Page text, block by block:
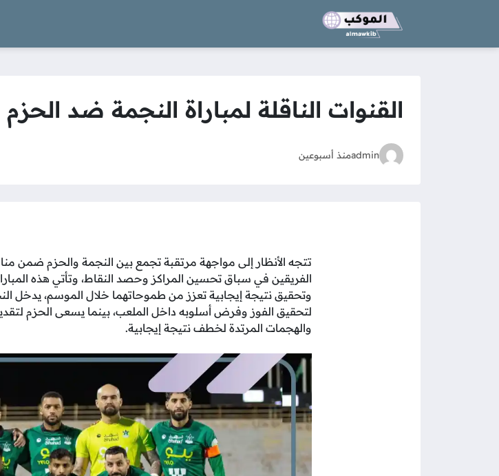
القنوات الناقلة لمباراة النجمة ضد
adminمنذ أسبوعين
تتجه الأنظار إلى مواجهة مرتقبة تجمع بين النجمة والحزم ضمن
الفريقين في سباق تحسين المراكز وحصد النقاط، وتأتي هذه
وتحقيق نتيجة إيجابية تعزز من طموحاتهما خلال الموسم، يدخل
لتحقيق الفوز وفرض أسلوبه داخل الملعب، بينما يسعى الحزم
والهجمات المرتدة لخطف نتيجة إيجابية.